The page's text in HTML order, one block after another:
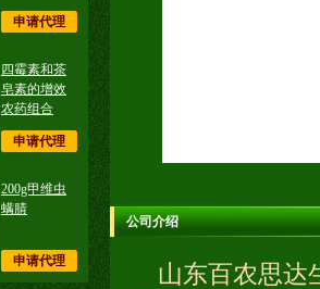
申请代理
四霉素和茶
皂素的增效
农药组合
申请代理
200g甲维虫
螨腈
申请代理
公司介绍
山东百农思达